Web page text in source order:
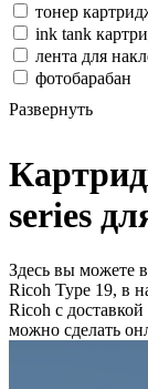
тонер
ink tank
лента для
фотобарабан
Развернуть
series
Здесь вы можете
Ricoh Type 19, в
Ricoh с
можно сделать